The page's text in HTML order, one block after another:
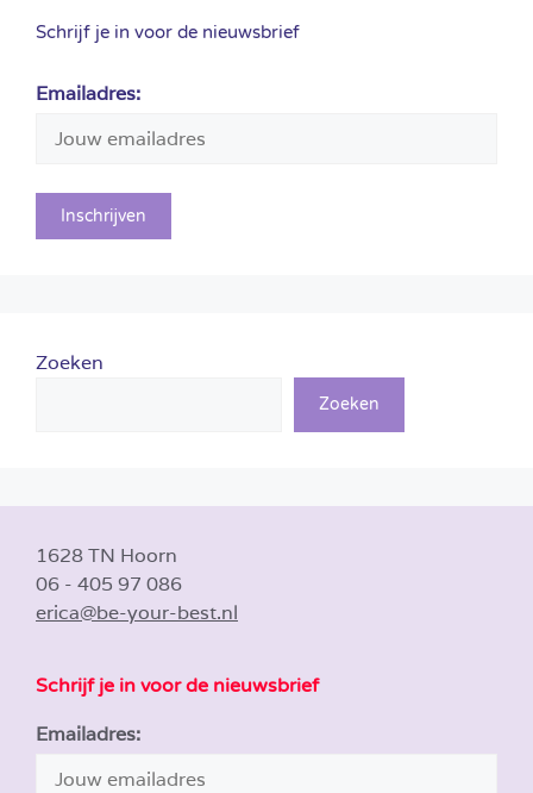
Schrijf je in voor de nieuwsbrief
Emailadres:
Zoeken
Zoeken
1628 TN Hoorn
06 - 405 97 086
erica@be-your-best.nl
Schrijf je in voor de nieuwsbrief
Emailadres: